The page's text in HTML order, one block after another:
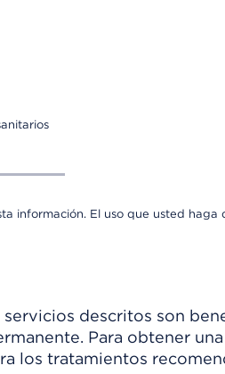
información. El uso que usted haga
descritos son
Para obtener
los tratamientos